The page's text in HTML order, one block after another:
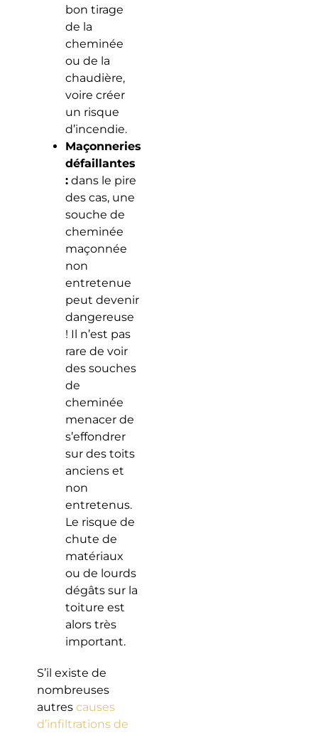
bon tirage
de la
cheminée
ou de la
chaudière,
voire créer
un risque
d’incendie.
Maçonneries
défaillantes
:dans le pire
des cas, une
souche de
cheminée
maçonnée
non
entretenue
peut devenir
dangereuse
! Il n’est pas
rare de voir
des souches
de
cheminée
menacer de
s’effondrer
sur des toits
anciens et
non
entretenus.
Le risque de
chute de
matériaux
ou de lourds
dégâts sur la
toiture est
alors très
important.
S’il existe de
nombreuses
autres causes
d’infiltrations de